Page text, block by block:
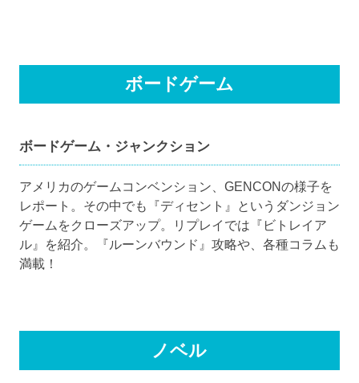
ボードゲーム
ボードゲーム・ジャンクション
アメリカのゲームコンベンション、GENCONの様子を
レポート。その中でも『ディセント』というダンジョン
ゲームをクローズアップ。リプレイでは『ビトレイア
ル』を紹介。『ルーンバウンド』攻略や、各種コラムも
満載！
ノベル